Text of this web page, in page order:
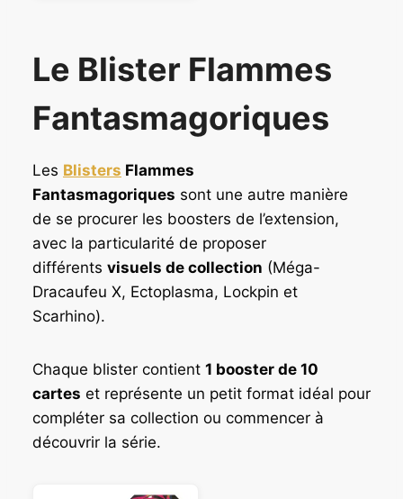
Le Blister Flammes
Fantasmagoriques
Les Blisters Flammes
Fantasmagoriques sont une autre manière
de se procurer les boosters de l’extension,
avec la particularité de proposer
différents visuels de collection (Méga-
Dracaufeu X, Ectoplasma, Lockpin et
Scarhino).
Chaque blister contient 1 booster de 10
cartes et représente un petit format idéal pour
compléter sa collection ou commencer à
découvrir la série.